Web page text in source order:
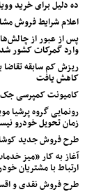
ده دلیل برای خرید
اعلام شرایط فروش
پس از عبور از
وارد گمرکات کشور شد
کاهش یافت
کامیونت کمپرسی جک 6 تن؛ گزینه ای برای پیشرو بودن در
رونمایی گروه پرشیا
زمان تحویل خودرو
طرح فروش جدید
آغاز به کار «میز
ارتباط با مشتریان
طرح فروش نقدی و